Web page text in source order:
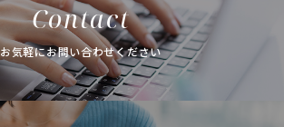
Contact
お気軽にお問い合わせください